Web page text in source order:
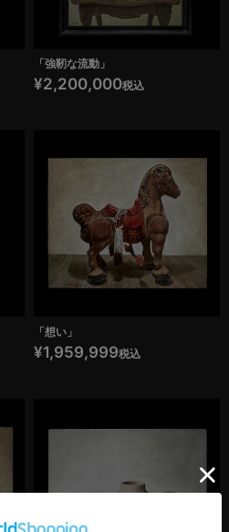
「強靭な流動」
¥2,200,000税込
「想い」
¥1,959,999税込